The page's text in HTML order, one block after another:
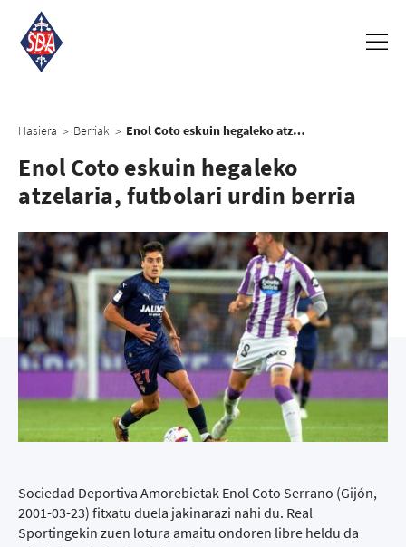
Hasiera > Berriak > Enol Coto eskuin hegaleko atzelaria, futbolari urdin berria
Enol Coto eskuin hegaleko
atzelaria, futbolari urdin berria
Sociedad Deportiva Amorebietak Enol Coto Serrano (Gijón,
2001-03-23) fitxatu duela jakinarazi nahi du. Real
Sportingekin zuen lotura amaitu ondoren libre heldu da